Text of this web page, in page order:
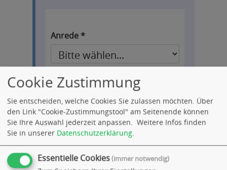
Anrede *
Vorname *
Nachname *
E-Mail Adresse *
Cookie Zustimmung
Sie entscheiden, welche Cookies Sie zulassen möchten. Über
den Link "Cookie-Zustimmungstool" am Seitenende können
Sie Ihre Auswahl jederzeit anpassen. Weitere Infos finden
Sie in unserer Datenschutzerklärung.
Essentielle Cookies(immer notwendig)